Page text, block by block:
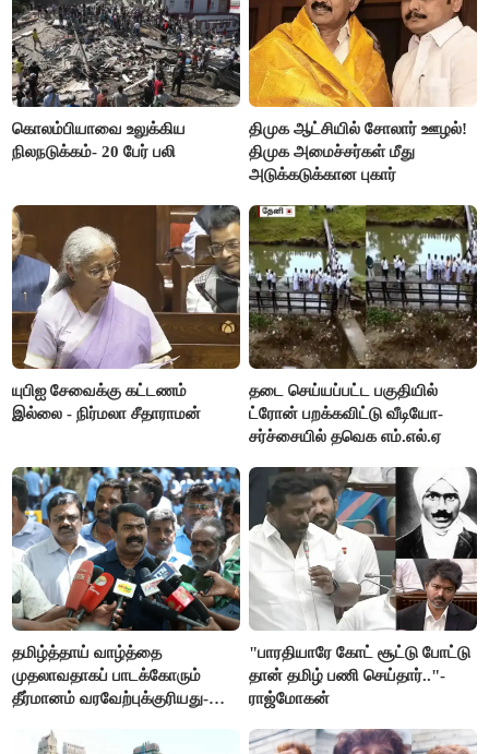
கொலம்பியாவை உலுக்கிய
நிலநடுக்கம்- 20 பேர் பலி
திமுக ஆட்சியில் சோலார் ஊழல்!
திமுக அமைச்சர்கள் மீது
அடுக்கடுக்கான புகார்
யுபிஐ சேவைக்கு கட்டணம்
இல்லை - நிர்மலா சீதாராமன்
தடை செய்யப்பட்ட பகுதியில்
ட்ரோன் பறக்கவிட்டு வீடியோ-
சர்ச்சையில் தவெக எம்.எல்.ஏ
தமிழ்த்தாய் வாழ்த்தை
முதலாவதாகப் பாடக்கோரும்
தீர்மானம் வரவேற்புக்குரியது-
"பாரதியாரே கோட் சூட்டு போட்டு
தான் தமிழ் பணி செய்தார்.."-
ராஜ்மோகன்